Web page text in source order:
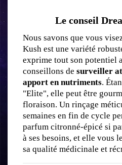
Le conseil
Nous savons que vous
Kush est une variété
exprime tout son potentiel
conseillons de surveiller
apport en nutriments.
"Elite", elle peut être
floraison. Un rinçage
semaines en fin de cycle
parfum citronné-épicé si
à ses besoins, et elle vous
sa qualité médicinale et